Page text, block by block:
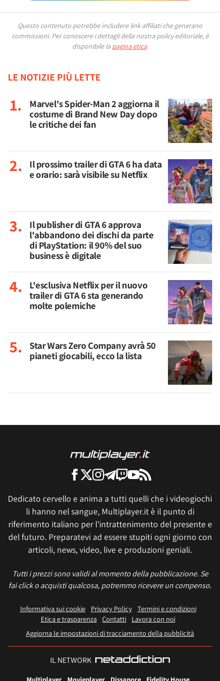
Questo contenuto potrebbe includere link affiliati che generano
commissioni. Per conoscere i dettagli della nostra policy editoriale, è
disponibile la pagina etica.
LE NOTIZIE PIÙ LETTE
Marvel's Spider-Man 2 aggiorna il
costume di Brand New Day dopo
le critiche dei fan
Il prossimo trailer di GTA 6 ha data
e orario: sarà visibile su Netflix
Il publisher di GTA 6 approva
l'abbandono dei dischi da parte
di PlayStation: il 90% del suo
business è digitale
L'esclusiva Netflix per il nuovo
trailer di GTA 6 sta generando
molte polemiche
Star Wars Zero Company avrà 50
pianeti giocabili, ecco la lista
Dedicato cervello e anima a tutti quelli che i videogiochi
li hanno nel sangue, Multiplayer.it è il punto di
riferimento italiano per l'intrattenimento del presente e
del futuro. Preparatevi ad essere stupiti ogni giorno con
articoli, news, video, live e produzioni geniali.
Tutti i prezzi sono validi al momento della pubblicazione. Se
fai click o acquisti qualcosa, potremmo ricevere un compenso.
Informativa sui cookie Privacy Policy
Termini e condizioni
Etica e trasparenza Contatti
Lavora con noi
Aggiorna le impostazioni di tracciamento della pubblicità
IL NETWORK